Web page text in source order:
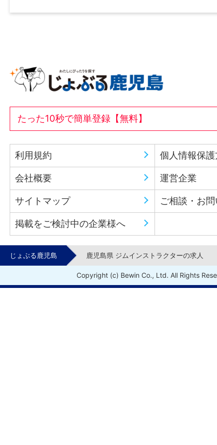
たった10秒で簡単登録【無料】
利用規約 個人情報保
会社概要 運営企業
サイトマップ ご相談・お
掲載をご検討中の企業様へ
じょぶる鹿児島 鹿児島県 ジムインストラクターの求人
Copyright (c) Bewin Co., Ltd. All Rights